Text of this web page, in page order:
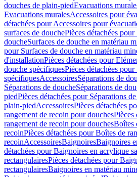
douches de plain-piedEvacuations
Evacuations muralesAccessoires pour
détachées pour Accessoires pour
surfaces de douchePièces détachées
doucheSurfaces de douche en matériau
pour Surfaces de douche en matériau
d'installationPièces détachées pour
douche spécifiquesPièces détachées
spécifiquesAccessoiresSéparations de
Séparations de doucheSéparations de
piedPièces détachées pour Séparations
plain-piedAccessoiresPièces détachées
rangement de recoin pour douchesPièces
rangement de recoin pour douchesBoîtes
recoinPièces détachées pour Boîtes de
recoinAccessoiresBaignoiresBaignoires
détachées pour Baignoires en acrylique
rectangulairesPièces détachées pour
rectangulairesBaignoires en matériau